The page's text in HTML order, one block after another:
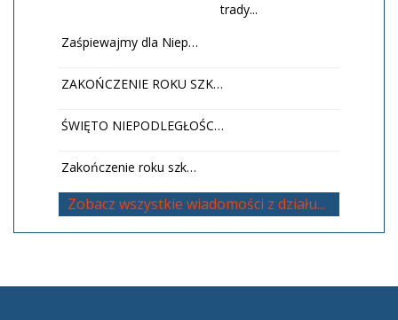
trady...
Zaśpiewajmy dla Niep…
ZAKOŃCZENIE ROKU SZK…
ŚWIĘTO NIEPODLEGŁOŚC…
Zakończenie roku szk…
Zobacz wszystkie wiadomości z działu...